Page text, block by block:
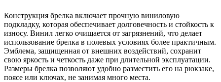
Конструкция брелка включает прочную виниловую
подкладку, которая обеспечивает долговечность и стойкость к
износу. Винил легко очищается от загрязнений, что делает
использование брелка в полевых условиях более практичным.
Эмблема, защищенная от внешних воздействий, сохранит
свою яркость и четкость даже при длительной эксплуатации.
Размеры брелка позволяют удобно разместить его на рюкзаке,
поясе или ключах, не занимая много места.